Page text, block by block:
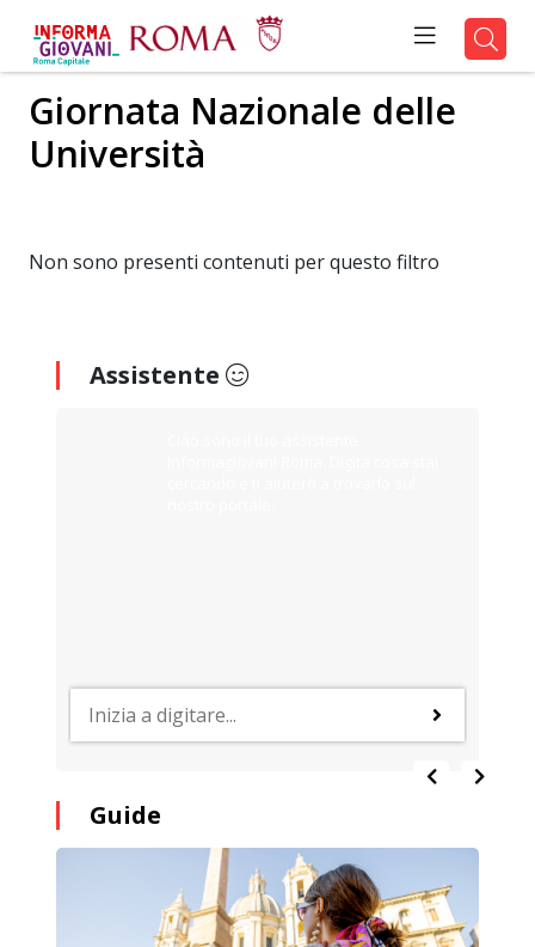
Giornata Nazionale delle
Università
Non sono presenti contenuti per questo filtro
Assistente
Guide